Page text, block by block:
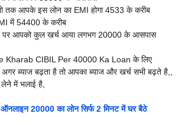
तक आपके इस लोन का EMI होगा 4533 के करीब
में 54400 के करीब
आपको कुल खर्च आया लगभग 20000 के आसपास
Kharab CIBIL Per 40000 Ka Loan के लिए
ब्याज बढ़ता है तो आपका ब्याज और खर्च सभी बढ़ते है,,
में भलाई है,
20000 का लोन सिर्फ 2 मिनट में घर बैठे